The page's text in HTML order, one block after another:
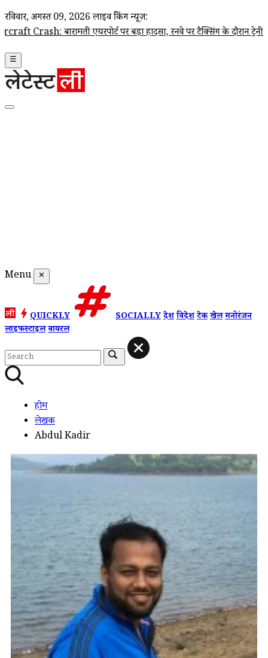
रविवार, अगस्त 09, 2026 लाइव ब्रेकिंग न्यूज़:
एयरपोर्ट पर बड़ा हादसा, रनवे पर टैक्सिंग के दौरान ट्रेनी
☰
Menu ✕
QUICKLY SOCIALLYदेशविदेशटेकखेलमनोरंजन
लाइफस्टाइलवायरल
होम
लेखक
Abdul Kadir